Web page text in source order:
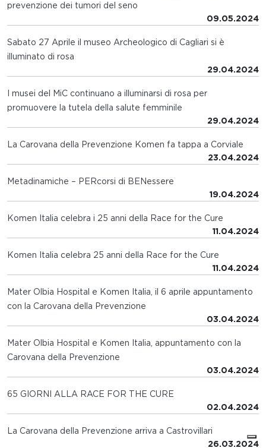
prevenzione dei tumori del seno
09.05.2024
Sabato 27 Aprile il museo Archeologico di Cagliari si è
illuminato di rosa
29.04.2024
I musei del MiC continuano a illuminarsi di rosa per
promuovere la tutela della salute femminile
29.04.2024
La Carovana della Prevenzione Komen fa tappa a Corviale
23.04.2024
Metadinamiche – PERcorsi di BENessere
19.04.2024
Komen Italia celebra i 25 anni della Race for the Cure
11.04.2024
Komen Italia celebra 25 anni della Race for the Cure
11.04.2024
Mater Olbia Hospital e Komen Italia, il 6 aprile appuntamento
con la Carovana della Prevenzione
03.04.2024
Mater Olbia Hospital e Komen Italia, appuntamento con la
Carovana della Prevenzione
03.04.2024
65 GIORNI ALLA RACE FOR THE CURE
02.04.2024
La Carovana della Prevenzione arriva a Castrovillari
26.03.2024